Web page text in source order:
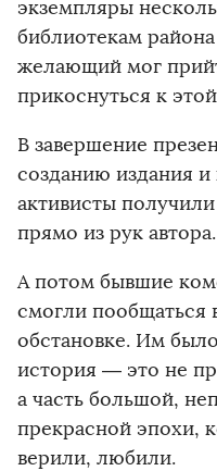
экземпляры
библиотекам
желающий мог
прикоснуться к
В завершение
созданию издания
активисты
прямо из рук автора.
А потом бывшие
смогли пообщаться
обстановке. Им
история — это не
а часть большой,
прекрасной эпохи,
верили, любили.